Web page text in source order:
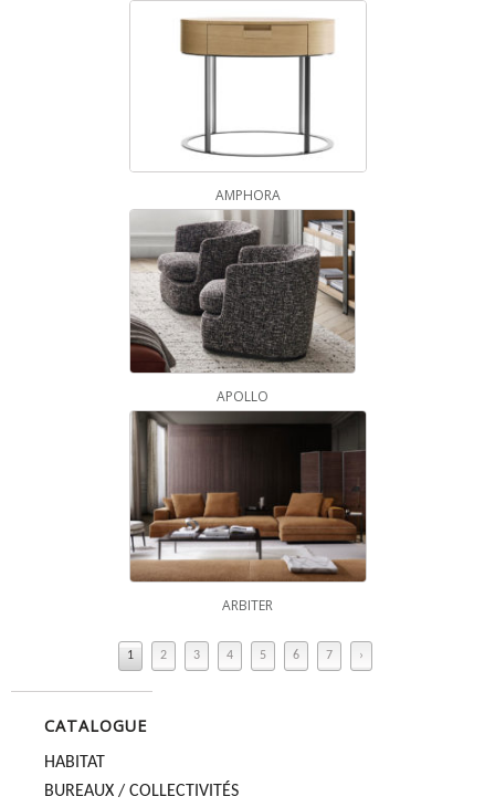
AMPHORA
APOLLO
ARBITER
1 2 3 4 5 6 7 ›
CATALOGUE
HABITAT
BUREAUX / COLLECTIVITÉS